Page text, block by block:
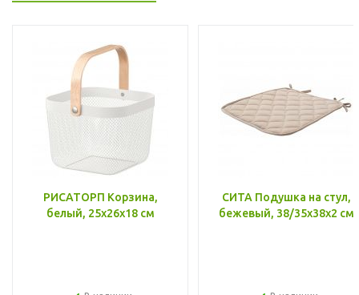
РИСАТОРП Корзина,
белый, 25x26x18 см
СИТА Подушка на стул,
бежевый, 38/35x38x2 см